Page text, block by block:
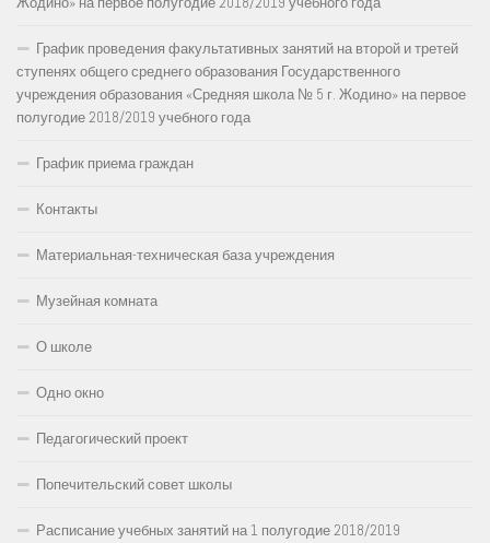
График проведения факультативных занятий на второй и третей
ступенях общего среднего образования Государственного
учреждения образования «Средняя школа № 5 г. Жодино» на первое
полугодие 2018/2019 учебного года
График приема граждан
Контакты
Материальная-техническая база учреждения
Музейная комната
О школе
Одно окно
Педагогический проект
Попечительский совет школы
Расписание учебных занятий на 1 полугодие 2018/2019